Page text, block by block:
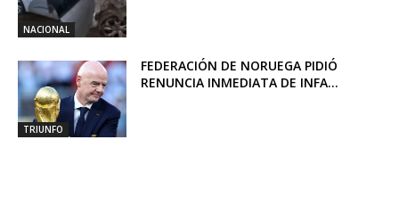
NACIONAL
TRIUNFO
FEDERACIÓN DE NORUEGA PIDIÓ
RENUNCIA INMEDIATA DE INFA...